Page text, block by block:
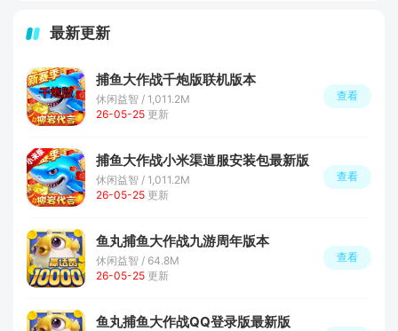
最新更新
捕鱼大作战千炮版联机版本
休闲益智 / 1,011.2M
26-05-25 更新
查看
捕鱼大作战小米渠道服安装包最新版
休闲益智 / 1,011.2M
26-05-25 更新
查看
鱼丸捕鱼大作战九游周年版本
休闲益智 / 64.8M
26-05-25 更新
查看
鱼丸捕鱼大作战QQ登录版最新版